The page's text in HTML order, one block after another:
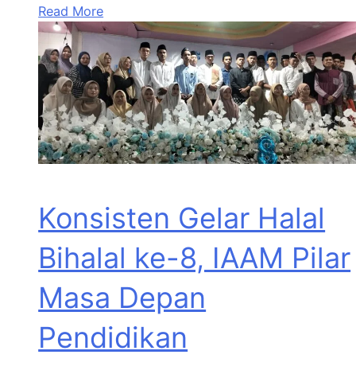
Read More
Konsisten Gelar Halal
Bihalal ke-8, IAAM Pilar
Masa Depan
Pendidikan